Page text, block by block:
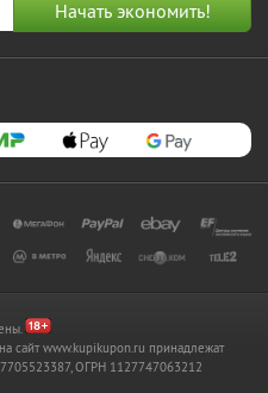
сайт www.kupikupon.ru принадлежат
ОГРН 1127747063212